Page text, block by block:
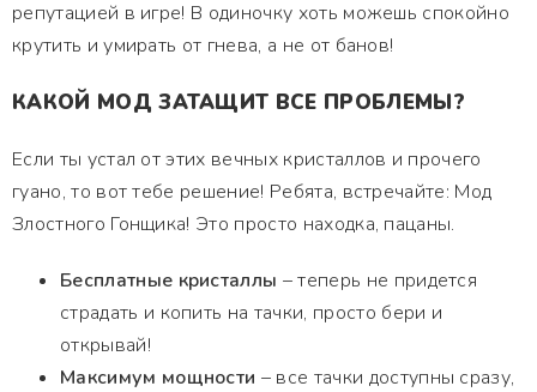
репутацией в игре! В одиночку хоть можешь спокойно
крутить и умирать от гнева, а не от банов!
КАКОЙ МОД ЗАТАЩИТ ВСЕ ПРОБЛЕМЫ?
Если ты устал от этих вечных кристаллов и прочего
гуано, то вот тебе решение! Ребята, встречайте: Мод
Злостного Гонщика! Это просто находка, пацаны.
Бесплатные кристаллы – теперь не придется
страдать и копить на тачки, просто бери и
открывай!
Максимум мощности – все тачки доступны сразу,